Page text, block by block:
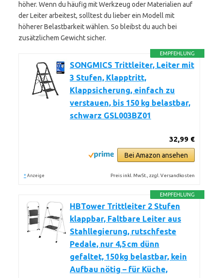
höher. Wenn du häufig mit Werkzeug oder Materialien auf
der Leiter arbeitest, solltest du lieber ein Modell mit
höherer Belastbarkeit wählen. So bleibst du auch bei
zusätzlichem Gewicht sicher.
EMPFEHLUNG
SONGMICS Trittleiter, Leiter mit
3 Stufen, Klapptritt,
Klappsicherung, einfach zu
verstauen, bis 150 kg belastbar,
schwarz GSL003BZ01
32,99 €
Bei Amazon ansehen
* Anzeige Preis inkl. MwSt., zzgl. Versandkosten
EMPFEHLUNG
HBTower Trittleiter 2 Stufen
klappbar, Faltbare Leiter aus
Stahllegierung, rutschfeste
Pedale, nur 4,5 cm dünn
gefaltet, 150 kg belastbar, kein
Aufbau nötig – für Küche,